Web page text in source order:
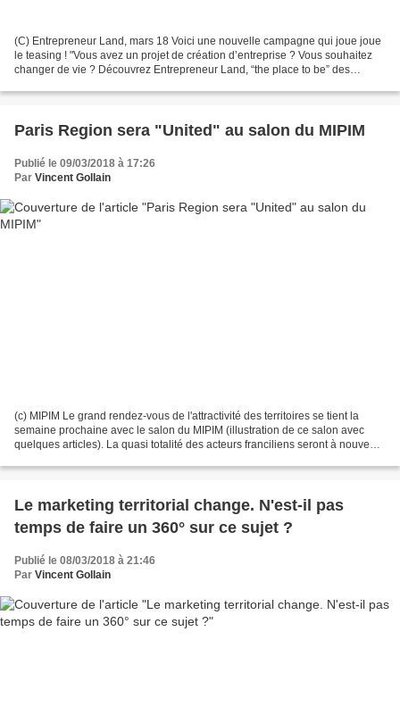
(C) Entrepreneur Land, mars 18 Voici une nouvelle campagne qui joue joue
le teasing ! "Vous avez un projet de création d’entreprise ? Vous souhaitez
changer de vie ? Découvrez Entrepreneur Land, “the place to be” des
Paris Region sera "United" au salon du MIPIM
Publié le 09/03/2018 à 17:26
Par Vincent Gollain
(c) MIPIM Le grand rendez-vous de l'attractivité des territoires se tient la
semaine prochaine avec le salon du MIPIM (illustration de ce salon avec
quelques articles). La quasi totalité des acteurs franciliens seront à nouveau
Le marketing territorial change. N'est-il pas
temps de faire un 360° sur ce sujet ?
Publié le 08/03/2018 à 21:46
Par Vincent Gollain